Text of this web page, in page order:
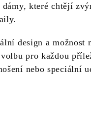
které chtějí
design a možnost
pro každou
nebo speciální